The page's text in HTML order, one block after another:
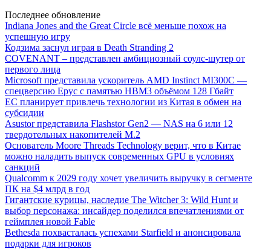
Последнее обновление
Indiana Jones and the Great Circle всё меньше похож на
успешную игру
Кодзима заснул играя в Death Stranding 2
COVENANT – представлен амбициозный соулс-шутер от
первого лица
Microsoft представила ускоритель AMD Instinct MI300C —
спецверсию Epyc с памятью HBM3 объёмом 128 Гбайт
ЕС планирует привлечь технологии из Китая в обмен на
субсидии
Asustor представила Flashstor Gen2 — NAS на 6 или 12
твердотельных накопителей M.2
Основатель Moore Threads Technology верит, что в Китае
можно наладить выпуск современных GPU в условиях
санкций
Qualcomm к 2029 году хочет увеличить выручку в сегменте
ПК на $4 млрд в год
Гигантские курицы, наследие The Witcher 3: Wild Hunt и
выбор персонажа: инсайдер поделился впечатлениями от
геймплея новой Fable
Bethesda похвасталась успехами Starfield и анонсировала
подарки для игроков